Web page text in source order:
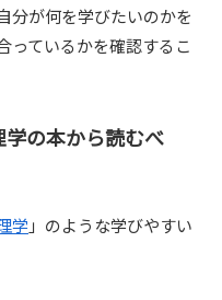
分が何を学びたいのかを
っているかを確認するこ
の本から読むべ
学 」のような学びやすい